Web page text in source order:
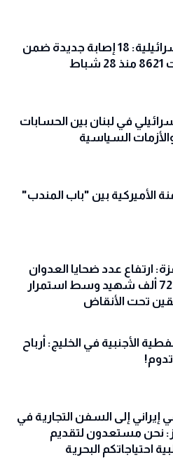
الصحة" الإسرائيلية: 18 إصابة جديدة ضمن
في لبنان بين الحسابات
السياسية
الأميركية بين "باب المندب"
ارتفاع عدد ضحايا العدوان
إلى أكثر من 72 ألف شهيد وسط استمرار
تحت الأنقاض
الأجنبية في الخليج: أرباح
إلى السفن التجارية في
نحن مستعدون لتقديم
احتياجاتكم البحرية